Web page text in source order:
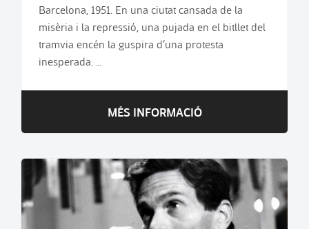
Barcelona, 1951. En una ciutat cansada de la
misèria i la repressió, una pujada en el bitllet del
tramvia encén la guspira d’una protesta
inesperada. …
MÉS INFORMACIÓ